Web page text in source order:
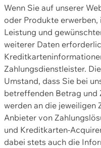
Wenn Sie auf unserer
oder Produkte
Leistung und
weiterer Daten
Zahlungsdienstleister.
Umstand, dass Sie bei
betreffenden Betrag und
werden an die jeweiligen
Anbieter von
und Kreditkarten-
dabei stets auch die